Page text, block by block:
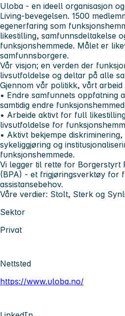
Uloba - en ideell organisasjon
Living-bevegelsen. 1500
egenerfaring som
likestilling, samfunnsdeltakelse
funksjonshemmede. Målet er
samfunnsborgere.
Vår visjon; en verden der
livsutfoldelse og deltar på alle
Gjennom vår politikk, vårt
• Endre samfunnets oppfatning
samtidig endre
• Arbeide aktivt for full
livsutfoldelse for
• Aktivt bekjempe
sykeliggjøring og
funksjonshemmede.
Vi legger til rette for Borgerstyrt
(BPA) - et frigjøringsverktøy for
assistansebehov.
Våre verdier: Stolt, Sterk og
Sektor
Privat
Nettsted
https://www.uloba.no/